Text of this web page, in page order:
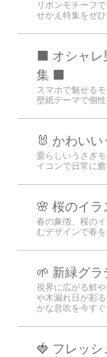
リボンモチーフ
せかえ特集をぜ
⬛ オシャ
集 ⬛
スマホで魅せる
壁紙テーマで個性
🐰 かわいい
愛らしいうさぎ
イコンで日常に癒
🌸 桜のイラ
春の象徴、桜の
むデザインで春
🌱 新緑グラ
視界に広がる鮮
や木漏れ日が彩
かな息吹を今す
🍓 フレッシ